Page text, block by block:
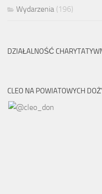
Wydarzenia (196)
DZIAŁALNOŚĆ
CLEO NA POWIATOWYCH